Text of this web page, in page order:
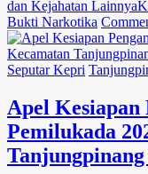
dan Kejahatan Lainnya
Bukti Narkotika
Seputar Kepri
Apel Kesiapan
Pemilukada